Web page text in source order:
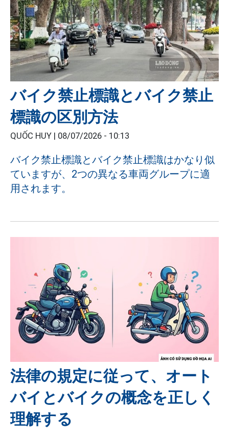
バイク禁止標識とバイク禁止
標識の区別方法
QUỐC HUY | 08/07/2026 - 10:13
バイク禁止標識とバイク禁止標識はかなり似
ていますが、2つの異なる車両グループに適
用されます。
法律の規定に従って、オート
バイとバイクの概念を正しく
理解する